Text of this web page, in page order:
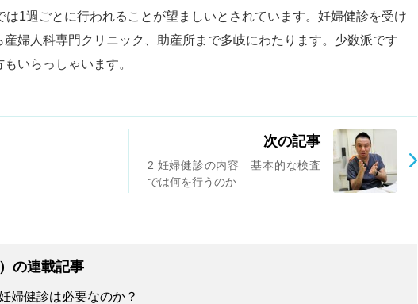
は1週ごとに行われることが望ましいとされています。妊婦健診を受け
婦人科専門クリニック、助産所まで多岐にわたります。少数派です
いらっしゃいます。
次の記事
2 妊婦健診の内容 基本的な検査
では何を行うのか
の連載記事
健診は必要なのか？